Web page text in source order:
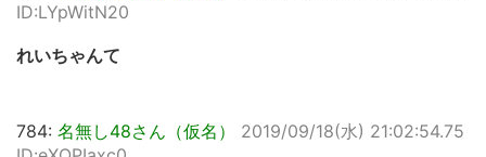
ID:LYpWitN20
れいちゃんて
784: 名無し48さん（仮名）
2019/09/18(水) 21:02:54.75